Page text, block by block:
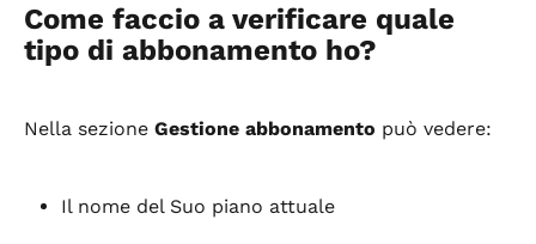
Come faccio a verificare quale
tipo di abbonamento ho?
Nella sezione Gestione abbonamento può vedere:
Il nome del Suo piano attuale